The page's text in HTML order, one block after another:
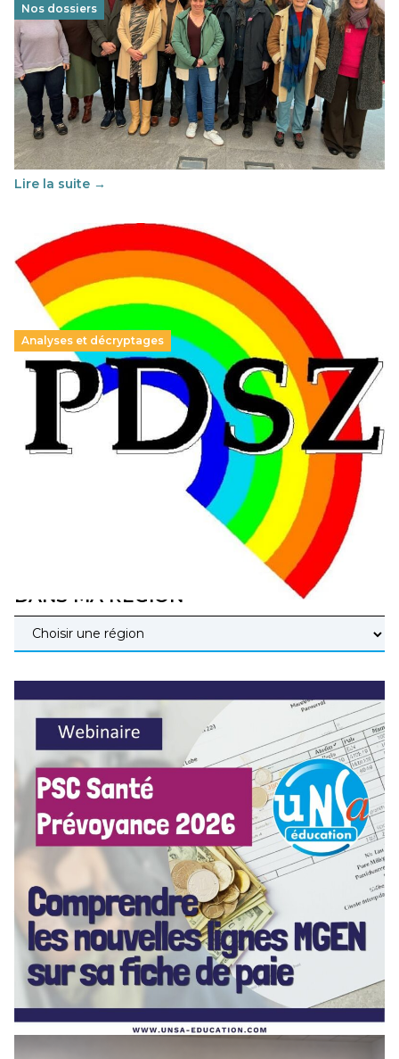
Nos dossiers
Éducation au vivre-ensemble : un échange croisé
franco-espagnol pour changer d’approche
29 juin 2026–National
Cette année, l'UNSA Éducation a mené un projet Erasmus
soutenu par l'union Européenne et centré sur l'éducation
au vivre-ensemble : quelles différences entre la France…
Lire la suite →
Analyses et décryptages
Hongrie : du changement pour les politiques
éducatives, aussi !
25 juin 2026
En Hongrie, le conservateur Peter Magyar et son parti
Tisza "Respect et liberté" ont remporté une large victoire,
contre le premier ministre sortant, Viktor Orban,…
DANS MA RÉGION
[POITIERS] PSC Santé : ces nouvelles lignes MGEN
sur votre fiche de paie — on vous explique tout en
webinaire !
3 juillet 2026 –NOUVELLE-AQUITAINE
Depuis mai 2026, de nouvelles lignes sont apparues sur vos
bulletins de paie : MGEN part forfaitaire, part solidaire,
action sociale, aide aux retraités… Difficile…